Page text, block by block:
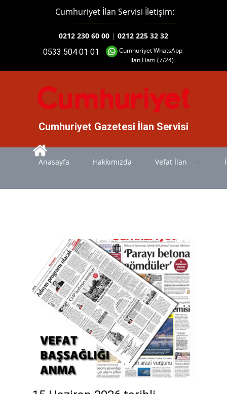
Cumhuriyet WhatsApp
İlan Hattı (7/24)
0533 504 01 01
Cumhuriyet İlan Servisi İletişim:
0212 230 60 00 | 0212 225 32 32
Cumhuriyet Gazetesi İlan Servisi
Anasayfa Hakkımızda Vefat İlan